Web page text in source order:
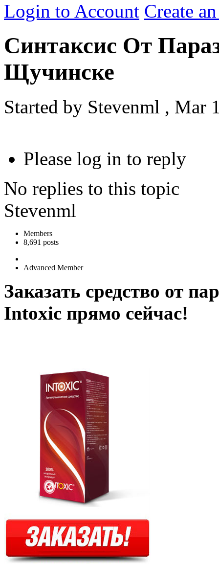
Login to Account Create
Синтаксис От
Щучинске
Started by Stevenml , Mar
Please log in to reply
No replies to this topic
Stevenml
Members
8,691 posts
Advanced Member
Заказать средство от
Intoxic прямо сейчас!